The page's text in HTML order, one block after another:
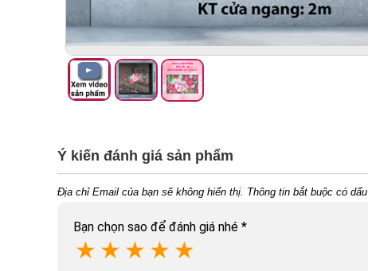
Ý kiến đánh giá sản phẩm
Địa chỉ Email của bạn sẽ không hiển thị. Thông tin bắt buộc có dấu
Bạn chọn sao để đánh giá nhé *
★ ★ ★ ★ ★